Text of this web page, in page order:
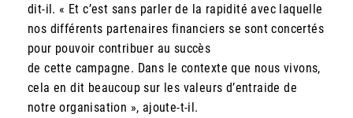
dit-il. « Et c’est sans parler de la rapidité avec laquelle
nos différents partenaires financiers se sont concertés
pour pouvoir contribuer au succès
de cette campagne. Dans le contexte que nous vivons,
cela en dit beaucoup sur les valeurs d’entraide de
notre organisation », ajoute-t-il.